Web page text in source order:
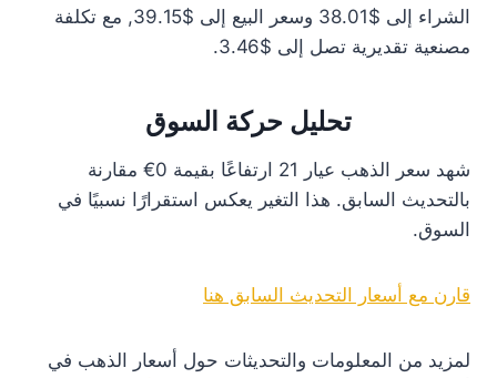
الشراء إلى $38.01 وسعر البيع إلى $39.15, مع تكلفة
مصنعية تقديرية تصل إلى $3.46.
تحليل حركة السوق
شهد سعر الذهب عيار 21 ارتفاعًا بقيمة 0€ مقارنة
بالتحديث السابق. هذا التغير يعكس استقرارًا نسبيًا في
السوق.
قارن مع أسعار التحديث السابق هنا
لمزيد من المعلومات والتحديثات حول أسعار الذهب في